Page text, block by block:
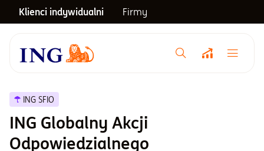
Klienci indywidualni Firmy
Menu główne
Notowania
Emerytura
ING SFIO
ING Globalny Akcji
Odpowiedzialnego